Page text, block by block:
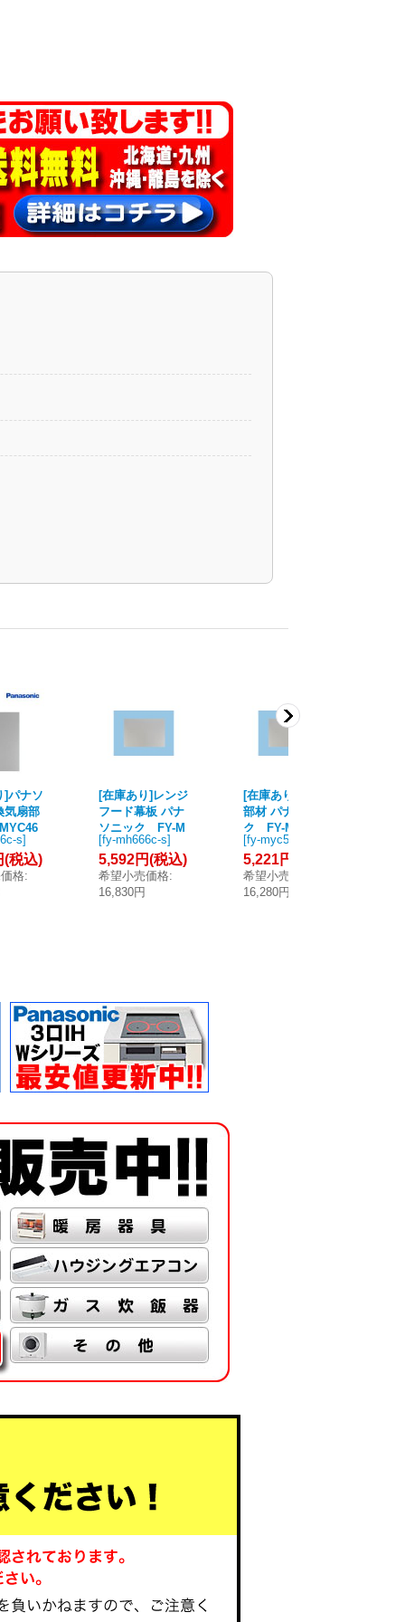
]パナソ
気扇部
板 エ
フラ
ジフ
s]
(税込)
格:
[在庫あり]レンジ
フード幕板 パナ
ソニック FY-M
H666C-S レン
ジフード部材 前
幕板 エコナビ搭
載フラット形用
[fy-mh666c-s]
5,592円(税込)
希望小売価格:
16,830円
[在庫あり]換気扇
部材 パナソニッ
ク FY-MYC56C
-S レンジフー
ド用横幕板 エコ
ナビ搭載フラッ
ト形 レンジフー
[fy-myc56c-s
5,221円
希望小売価格
16,280円